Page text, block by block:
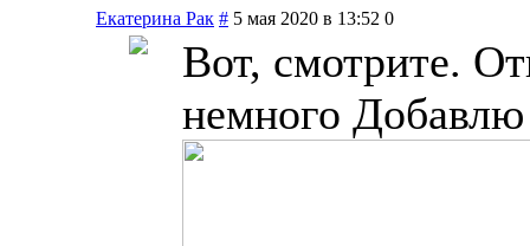
Екатерина Рак # 5 мая 2020 в 13:52 0
Вот, смотрите.
немного Добавлю